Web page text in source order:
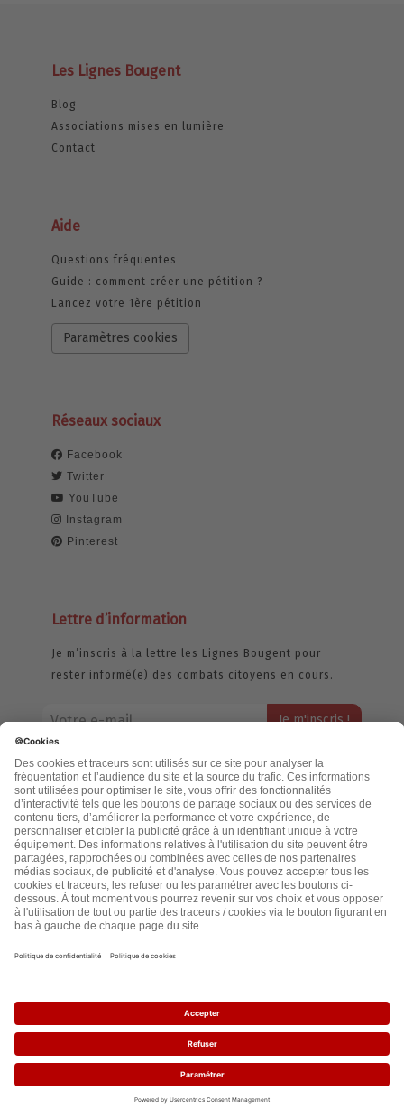
Les Lignes Bougent
Blog
Associations mises en lumière
Contact
Aide
Questions fréquentes
Guide : comment créer une pétition ?
Lancez votre 1ère pétition
Paramètres cookies
Réseaux sociaux
Facebook
Twitter
YouTube
Instagram
Pinterest
Lettre d’information
Je m’inscris à la lettre les Lignes Bougent pour
rester informé(e) des combats citoyens en cours.
jamais échangée. Pour consulter notre politique de confidentialité,
cliquez ici.
Accueil
Politique de confidentialité
Cookies
2021 - leslignesbougent.org